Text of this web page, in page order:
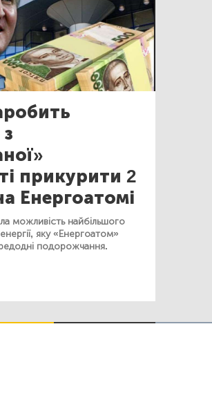
прикурити 2
Енергоатомі
можливість найбільшого
яку «Енергоатом»
подорожчання.